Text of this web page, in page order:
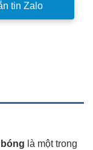
tin Zalo
là một trong